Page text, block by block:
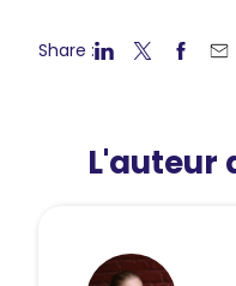
Share :
L'auteur